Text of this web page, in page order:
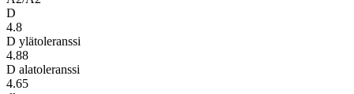
D
4.8
D ylätoleranssi
4.88
D alatoleranssi
4.65